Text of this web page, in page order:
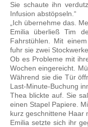
Sie schaute ihn
Infusion abstöpseln.“
„Ich übernehme das.
Emilia überließ Tim
Fahrstühlen. Mit
fuhr sie zwei
Ob es Probleme mit
Wochen eingereicht.
Während sie die Tür
Last-Minute-Buchung
Thea blickte auf. Sie
einen Stapel Papiere.
kurz geschnittene Haar
Emilia setzte sich ihr